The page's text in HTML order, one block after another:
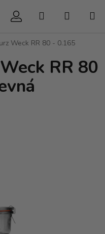
Hledat
Weck RR 80 - 0.165
RR 80